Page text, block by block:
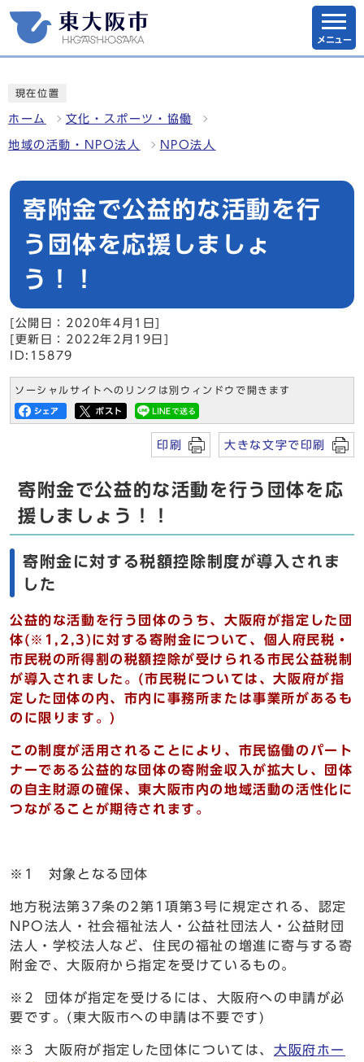
メニュー
現在位置
ホーム 文化・スポーツ・協働
地域の活動・NPO法人 NPO法人
寄附金で公益的な活動を行
う団体を応援しましょ
う！！
[公開日：2020年4月1日]
[更新日：2022年2月19日]
ID:15879
ソーシャルサイトへのリンクは別ウィンドウで開きます
印刷 大きな文字で印刷
寄附金で公益的な活動を行う団体を応
援しましょう！！
寄附金に対する税額控除制度が導入されま
した
公益的な活動を行う団体のうち、大阪府が指定した団
体(※1,2,3)に対する寄附金について、個人府民税・
市民税の所得割の税額控除が受けられる市民公益税制
が導入されました。(市民税については、大阪府が指
定した団体の内、市内に事務所または事業所があるも
のに限ります。)
この制度が活用されることにより、市民協働のパート
ナーである公益的な団体の寄附金収入が拡大し、団体
の自主財源の確保、東大阪市内の地域活動の活性化に
つながることが期待されます。
※1 対象となる団体
地方税法第37条の2第1項第3号に規定される、認定
NPO法人・社会福祉法人・公益社団法人・公益財団
法人・学校法人など、住民の福祉の増進に寄与する寄
附金で、大阪府から指定を受けているもの。
※2 団体が指定を受けるには、大阪府への申請が必
要です。(東大阪市への申請は不要です)
※3 大阪府が指定した団体については、 大阪府ホー